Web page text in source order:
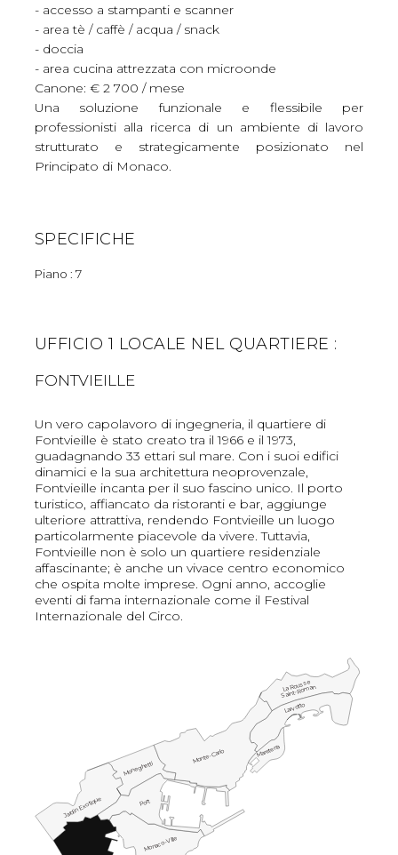
- accesso a stampanti e scanner
- area tè / caffè / acqua / snack
- doccia
- area cucina attrezzata con microonde
Canone: € 2 700 / mese
Una soluzione funzionale e flessibile per
professionisti alla ricerca di un ambiente di lavoro
strutturato e strategicamente posizionato nel
Principato di Monaco.
SPECIFICHE
Piano : 7
UFFICIO 1 LOCALE NEL QUARTIERE :
FONTVIEILLE
Monaco-Ville
La Rousse
Saint-Roman
Larvotto
Moneghetti
Jardin Exotique Port
Monte-Carlo Mareterra
Un vero capolavoro di ingegneria, il quartiere di
Fontvieille è stato creato tra il 1966 e il 1973,
guadagnando 33 ettari sul mare. Con i suoi edifici
dinamici e la sua architettura neoprovenzale,
Fontvieille incanta per il suo fascino unico. Il porto
turistico, affiancato da ristoranti e bar, aggiunge
ulteriore attrattiva, rendendo Fontvieille un luogo
particolarmente piacevole da vivere. Tuttavia,
Fontvieille non è solo un quartiere residenziale
affascinante; è anche un vivace centro economico
che ospita molte imprese. Ogni anno, accoglie
eventi di fama internazionale come il Festival
Internazionale del Circo.